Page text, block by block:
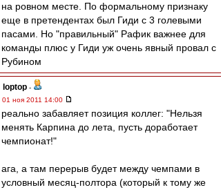
на ровном месте. По формальному признаку
еще в претендентах был Гиди с 3 голевыми
пасами. Но "правильный" Рафик важнее для
команды плюс у Гиди уж очень явный провал с
Рубином
loptop -
01 ноя 2011 14:00
реально забавляет позиция коллег: "Нельзя
менять Карпина до лета, пусть доработает
чемпионат!"
ага, а там перерыв будет между чемпами в
условный месяц-полтора (который к тому же